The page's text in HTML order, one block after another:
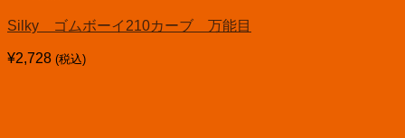
Silky ゴムボーイ210カーブ 万能目
¥2,728 (税込)